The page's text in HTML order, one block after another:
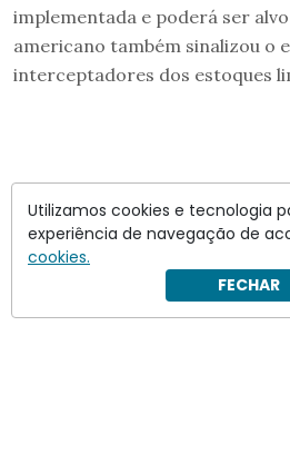
implementada e poderá ser
americano também sinalizou o
interceptadores dos estoques
Utilizamos cookies e tecnologia
experiência de navegação de
cookies.
FECHAR